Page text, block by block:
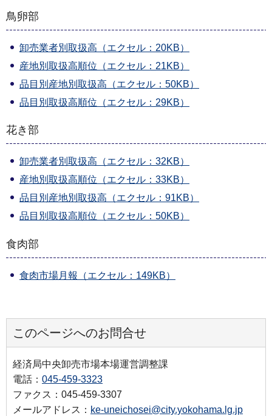
鳥卵部
卸売業者別取扱高（エクセル：20KB）
産地別取扱高順位（エクセル：21KB）
品目別産地別取扱高（エクセル：50KB）
品目別取扱高順位（エクセル：29KB）
花き部
卸売業者別取扱高（エクセル：32KB）
産地別取扱高順位（エクセル：33KB）
品目別産地別取扱高（エクセル：91KB）
品目別取扱高順位（エクセル：50KB）
食肉部
食肉市場月報（エクセル：149KB）
このページへのお問合せ
経済局中央卸売市場本場運営調整課
電話： 045-459-3323
ファクス：045-459-3307
メールアドレス： ke-uneichosei@city.yokohama.lg.jp